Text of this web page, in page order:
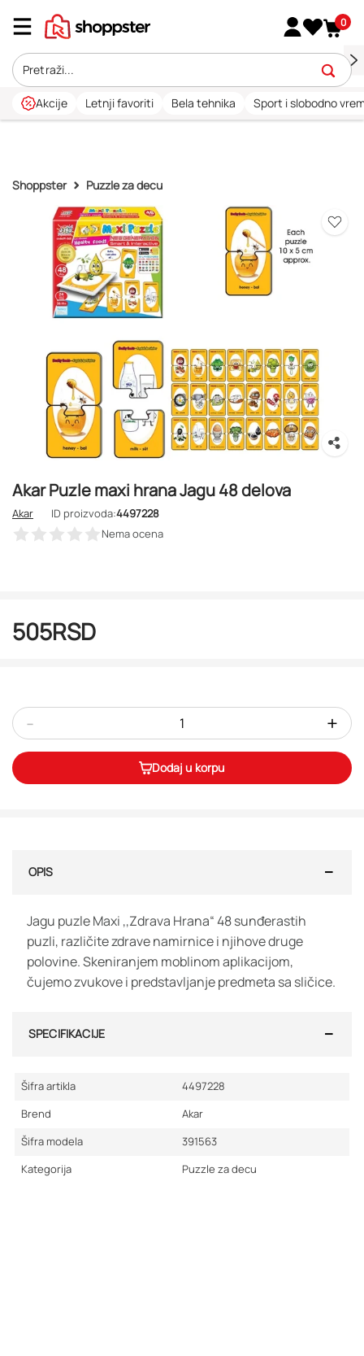
0
Akcije Letnji favoriti Bela tehnika Sport i slobodno
Shoppster Puzzle za decu
Akar Puzle maxi hrana Jagu 48 delova
Akar ID proizvoda:4497228
Nema ocena
505RSD
- +
Dodaj u korpu
OPIS
Jagu puzle Maxi ,,Zdrava Hrana“ 48 sunđerastih
puzli, različite zdrave namirnice i njihove druge
polovine. Skeniranjem moblinom aplikacijom,
čujemo zvukove i predstavljanje predmeta sa sličice.
SPECIFIKACIJE
Šifra artikla
4497228
Brend
Akar
Šifra modela
391563
Kategorija
Puzzle za decu